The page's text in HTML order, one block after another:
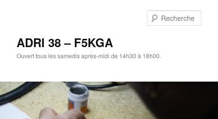
ADRI 38 – F5KGA
Ouvert tous les samedis après-midi de 14h30 à 18h00.